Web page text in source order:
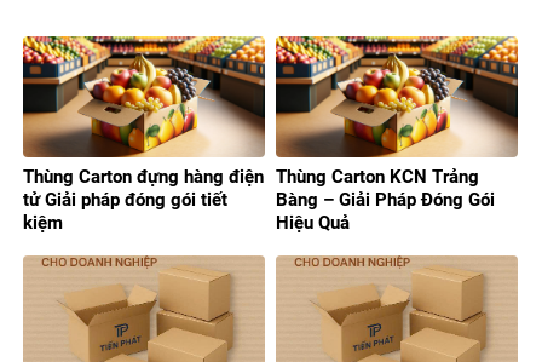
Thùng Carton đựng hàng điện
tử Giải pháp đóng gói tiết
kiệm
Thùng Carton KCN Trảng
Bàng – Giải Pháp Đóng Gói
Hiệu Quả